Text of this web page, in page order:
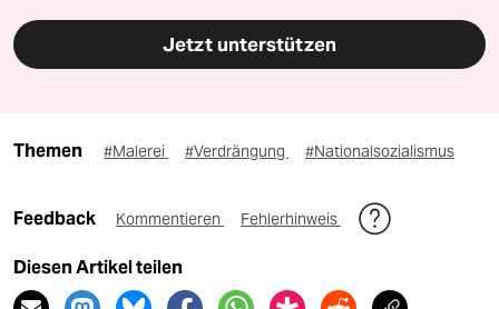
Jetzt unterstützen
Themen #Malerei #Verdrängung #Nationalsozialismus
Feedback Kommentieren Fehlerhinweis
Diesen Artikel teilen